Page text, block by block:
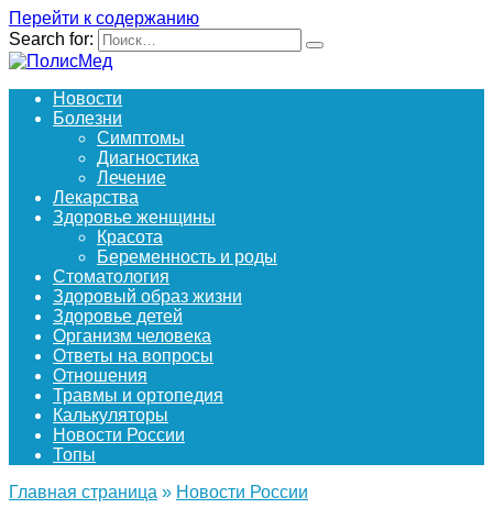
Перейти к содержанию
Search for:
Новости
Болезни
Симптомы
Диагностика
Лечение
Лекарства
Здоровье женщины
Красота
Беременность и роды
Стоматология
Здоровый образ жизни
Здоровье детей
Организм человека
Ответы на вопросы
Отношения
Травмы и ортопедия
Калькуляторы
Новости России
Топы
Главная страница » Новости России